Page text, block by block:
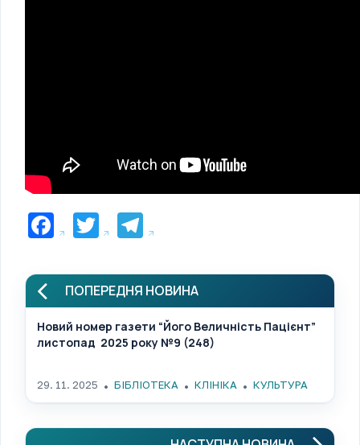
Facebook
TwitterTelegram
ПОПЕРЕДНЯ НОВИНА
Новий номер газети “Його Величність Пацієнт”
листопад 2025 року №9 (248)
29. 11. 2025 БІБЛІОТЕКА КЛІНІКА КУЛЬТУРА